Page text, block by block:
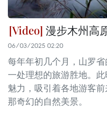
漫步木州高
06/03/2025 02:20
每年年初几个月，山罗
一处理想的旅游胜地。
魅力，吸引着各地游客
那奇幻的自然美景。